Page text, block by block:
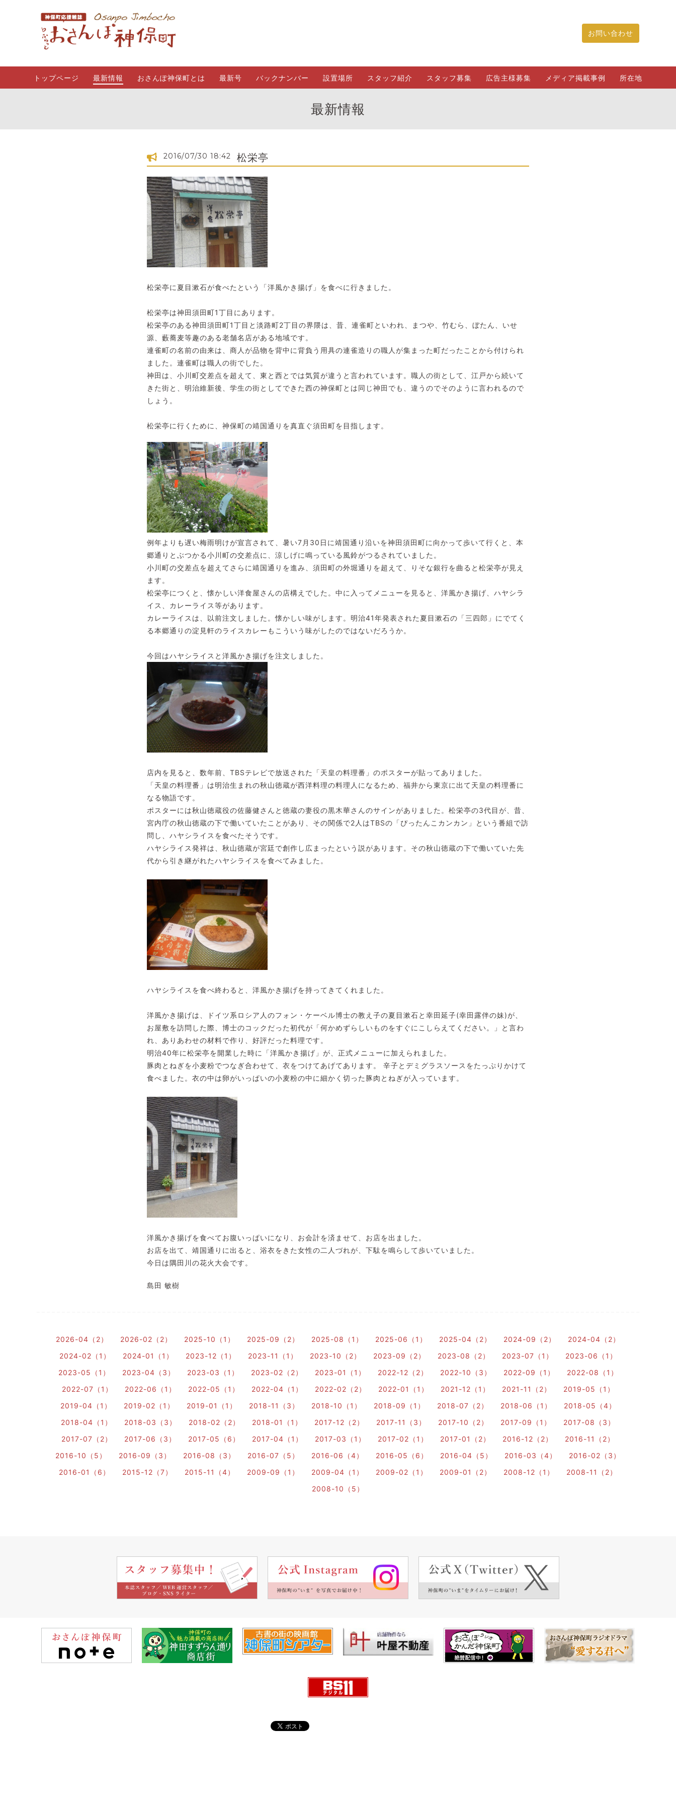
お問い合わせ
トップページ 最新情報 おさんぽ神保町とは 最新号 バックナンバー 設置場所 スタッフ紹介 スタッフ募集 広告主様募集 メディア掲載事例 所在地
最新情報
2016/07/30 18:42 松栄亭
松栄亭に夏目漱石が食べたという「洋風かき揚げ」を食べに行きました。
松栄亭は神田須田町1丁目にあります。
松栄亭のある神田須田町1丁目と淡路町2丁目の界隈は、昔、連雀町といわれ、まつや、竹むら、ぼたん、いせ
源、藪蕎麦等趣のある老舗名店がある地域です。
連雀町の名前の由来は、商人が品物を背中に背負う用具の連雀造りの職人が集まった町だったことから付けられ
ました。連雀町は職人の街でした。
神田は、小川町交差点を超えて、東と西とでは気質が違うと言われています。職人の街として、江戸から続いて
きた街と、明治維新後、学生の街としてできた西の神保町とは同じ神田でも、違うのでそのように言われるので
しょう。
松栄亭に行くために、神保町の靖国通りを真直ぐ須田町を目指します。
例年よりも遅い梅雨明けが宣言されて、暑い7月30日に靖国通り沿いを神田須田町に向かって歩いて行くと、本
郷通りとぶつかる小川町の交差点に、涼しげに鳴っている風鈴がつるされていました。
小川町の交差点を超えてさらに靖国通りを進み、須田町の外堀通りを超えて、りそな銀行を曲ると松栄亭が見え
ます。
松栄亭につくと、懐かしい洋食屋さんの店構えでした。中に入ってメニューを見ると、洋風かき揚げ、ハヤシラ
イス、カレーライス等があります。
カレーライスは、以前注文しました。懐かしい味がします。明治41年発表された夏目漱石の「三四郎」にでてく
る本郷通りの淀見軒のライスカレーもこういう味がしたのではないだろうか。
今回はハヤシライスと洋風かき揚げを注文しました。
店内を見ると、数年前、TBSテレビで放送された「天皇の料理番」のポスターが貼ってありました。
「天皇の料理番」は明治生まれの秋山徳蔵が西洋料理の料理人になるため、福井から東京に出て天皇の料理番に
なる物語です。
ポスターには秋山徳蔵役の佐藤健さんと徳蔵の妻役の黒木華さんのサインがありました。松栄亭の3代目が、昔、
宮内庁の秋山徳蔵の下で働いていたことがあり、その関係で2人はTBSの「ぴったんこカンカン」という番組で訪
問し、ハヤシライスを食べたそうです。
ハヤシライス発祥は、秋山徳蔵が宮廷で創作し広まったという説があります。その秋山徳蔵の下で働いていた先
代から引き継がれたハヤシライスを食べてみました。
ハヤシライスを食べ終わると、洋風かき揚げを持ってきてくれました。
洋風かき揚げは、ドイツ系ロシア人のフォン・ケーベル博士の教え子の夏目漱石と幸田延子(幸田露伴の妹)が、
お屋敷を訪問した際、博士のコックだった初代が「何かめずらしいものをすぐにこしらえてください。」と言わ
れ、ありあわせの材料で作り、好評だった料理です。
明治40年に松栄亭を開業した時に「洋風かき揚げ」が、正式メニューに加えられました。
豚肉とねぎを小麦粉でつなぎ合わせて、衣をつけてあげてあります。 辛子とデミグラスソースをたっぷりかけて
食べました。衣の中は卵がいっぱいの小麦粉の中に細かく切った豚肉とねぎが入っています。
洋風かき揚げを食べてお腹いっぱいになり、お会計を済ませて、お店を出ました。
お店を出て、靖国通りに出ると、浴衣をきた女性の二人づれが、下駄を鳴らして歩いていました。
今日は隅田川の花火大会です。
島田 敏樹
2026-04（2） 2026-02（2） 2025-10（1） 2025-09（2） 2025-08（1） 2025-06（1） 2025-04（2） 2024-09（2）
2024-04（2）
2024-02（1）
2024-01（1） 2023-12（1） 2023-11（1） 2023-10（2） 2023-09（2） 2023-08（2） 2023-07（1）
2023-06（1）
2023-05（1）
2023-04（3） 2023-03（1） 2023-02（2） 2023-01（1） 2022-12（2） 2022-10（3） 2022-09（1）
2022-08（1）
2022-07（1）
2022-06（1） 2022-05（1） 2022-04（1） 2022-02（2） 2022-01（1） 2021-12（1） 2021-11（2）
2019-05（1）
2019-04（1）
2019-02（1） 2019-01（1） 2018-11（3） 2018-10（1） 2018-09（1） 2018-07（2） 2018-06（1）
2018-05（4）
2018-04（1）
2018-03（3） 2018-02（2） 2018-01（1） 2017-12（2） 2017-11（3） 2017-10（2） 2017-09（1）
2017-08（3）
2017-07（2）
2017-06（3） 2017-05（6） 2017-04（1） 2017-03（1） 2017-02（1） 2017-01（2） 2016-12（2）
2016-11（2）
2016-10（5）
2016-09（3） 2016-08（3） 2016-07（5） 2016-06（4） 2016-05（6） 2016-04（5） 2016-03（4）
2016-02（3）
2016-01（6）
2015-12（7） 2015-11（4） 2009-09（1） 2009-04（1） 2009-02（1） 2009-01（2） 2008-12（1）
2008-11（2）
2008-10（5）